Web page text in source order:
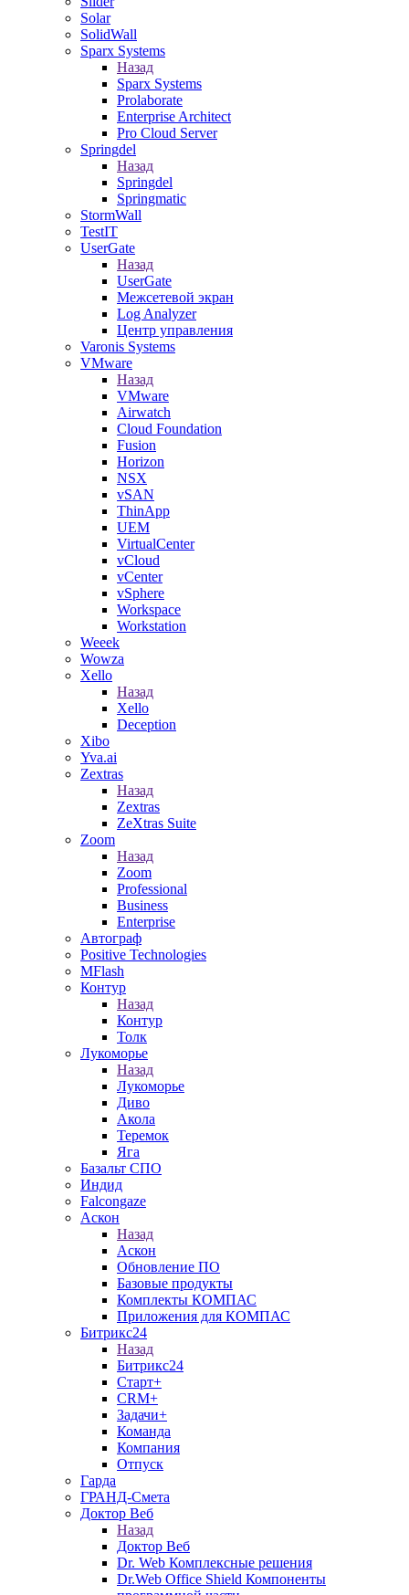
Solar
SolidWall
Sparx Systems
Назад
Sparx Systems
Prolaborate
Enterprise Architect
Pro Cloud Server
Springdel
Назад
Springdel
Springmatic
StormWall
TestIT
UserGate
Назад
UserGate
Межсетевой экран
Log Analyzer
Центр управления
Varonis Systems
VMware
Назад
VMware
Airwatch
Cloud Foundation
Fusion
Horizon
NSX
vSAN
ThinApp
UEM
VirtualCenter
vCloud
vCenter
vSphere
Workspace
Workstation
Weeek
Wowza
Xello
Назад
Xello
Deception
Xibo
Yva.ai
Zextras
Назад
Zextras
ZeXtras Suite
Zoom
Назад
Zoom
Professional
Business
Enterprise
Автограф
Positive Technologies
MFlash
Контур
Назад
Контур
Толк
Лукоморье
Назад
Лукоморье
Диво
Акола
Теремок
Яга
Базальт СПО
Индид
Falcongaze
Аскон
Назад
Аскон
Обновление ПО
Базовые продукты
Комплекты КОМПАС
Приложения для КОМПАС
Битрикс24
Назад
Битрикс24
Старт+
CRM+
Задачи+
Команда
Компания
Отпуск
Гарда
ГРАНД-Смета
Доктор Веб
Назад
Доктор Веб
Dr. Web Комплексные решения
Dr.Web Office Shield Компоненты